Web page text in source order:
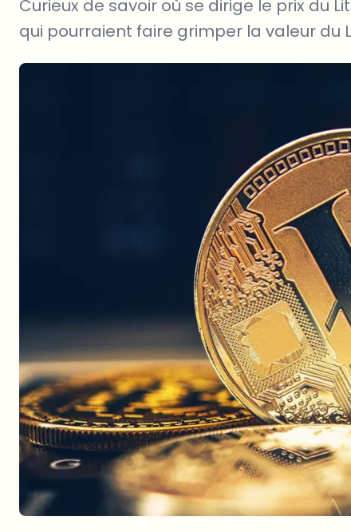
Curieux de savoir où se dirige le prix du
qui pourraient faire grimper la valeur du